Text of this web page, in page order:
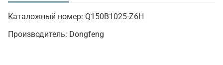
Каталожный номер: Q150B1025-Z6H
Производитель: Dongfeng